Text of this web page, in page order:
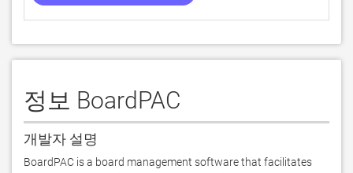
정보 BoardPAC
개발자 설명
BoardPAC is a board management software that facilitates